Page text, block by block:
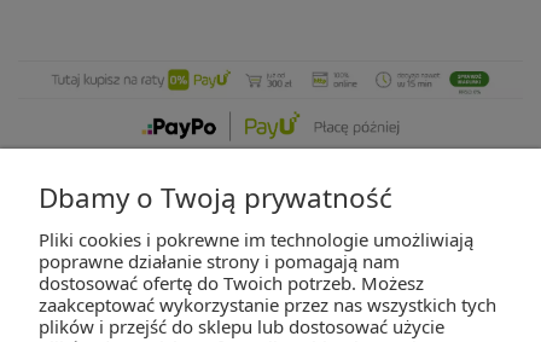
ZAKUPY
POMOC
Dbamy o Twoją prywatność
Pliki cookies i pokrewne im technologie umożliwiają
poprawne działanie strony i pomagają nam
dostosować ofertę do Twoich potrzeb. Możesz
zaakceptować wykorzystanie przez nas wszystkich tych
plików i przejść do sklepu lub dostosować użycie